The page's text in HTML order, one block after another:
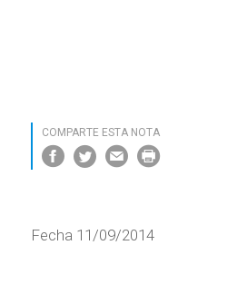
COMPARTE ESTA NOTA
Fecha 11/09/2014